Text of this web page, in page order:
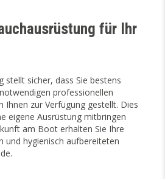
für Ihr
stellt sicher, dass Sie bestens
professionellen
Ihnen zur Verfügung gestellt. Dies
eigene Ausrüstung mitbringen
am Boot erhalten Sie Ihre
und hygienisch aufbereiteten